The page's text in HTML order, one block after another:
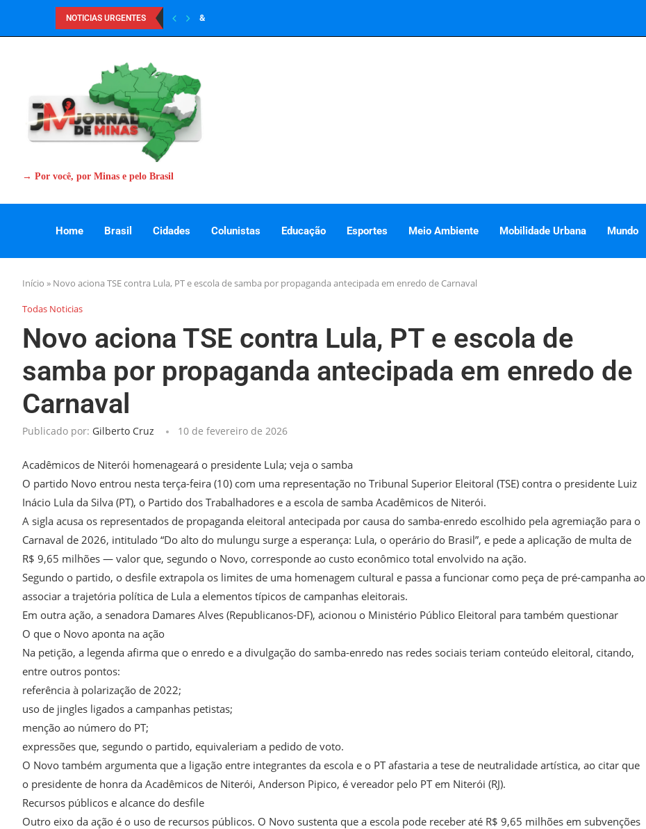
NOTICIAS URGENTES &
→ Por você, por Minas e pelo Brasil
Home Brasil Cidades Colunistas Educação Esportes Meio Ambiente Mobilidade Urbana Mundo
Início » Novo aciona TSE contra Lula, PT e escola de samba por propaganda antecipada em enredo de Carnaval
Todas Noticias
Novo aciona TSE contra Lula, PT e escola de
samba por propaganda antecipada em enredo de
Carnaval
Publicado por: Gilberto Cruz 10 de fevereiro de 2026
Acadêmicos de Niterói homenageará o presidente Lula; veja o samba
O partido Novo entrou nesta terça-feira (10) com uma representação no Tribunal Superior Eleitoral (TSE) contra o presidente Luiz
Inácio Lula da Silva (PT), o Partido dos Trabalhadores e a escola de samba Acadêmicos de Niterói.
A sigla acusa os representados de propaganda eleitoral antecipada por causa do samba-enredo escolhido pela agremiação para o
Carnaval de 2026, intitulado “Do alto do mulungu surge a esperança: Lula, o operário do Brasil”, e pede a aplicação de multa de
R$ 9,65 milhões — valor que, segundo o Novo, corresponde ao custo econômico total envolvido na ação.
Segundo o partido, o desfile extrapola os limites de uma homenagem cultural e passa a funcionar como peça de pré-campanha ao
associar a trajetória política de Lula a elementos típicos de campanhas eleitorais.
Em outra ação, a senadora Damares Alves (Republicanos-DF), acionou o Ministério Público Eleitoral para também questionar
O que o Novo aponta na ação
Na petição, a legenda afirma que o enredo e a divulgação do samba-enredo nas redes sociais teriam conteúdo eleitoral, citando,
entre outros pontos:
referência à polarização de 2022;
uso de jingles ligados a campanhas petistas;
menção ao número do PT;
expressões que, segundo o partido, equivaleriam a pedido de voto.
O Novo também argumenta que a ligação entre integrantes da escola e o PT afastaria a tese de neutralidade artística, ao citar que
o presidente de honra da Acadêmicos de Niterói, Anderson Pipico, é vereador pelo PT em Niterói (RJ).
Recursos públicos e alcance do desfile
Outro eixo da ação é o uso de recursos públicos. O Novo sustenta que a escola pode receber até R$ 9,65 milhões em subvenções